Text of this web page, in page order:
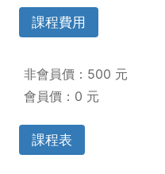
課程費用
非會員價：500 元
會員價：0 元
課程表